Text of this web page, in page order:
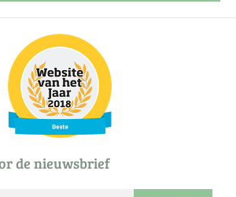
de nieuwsbrief